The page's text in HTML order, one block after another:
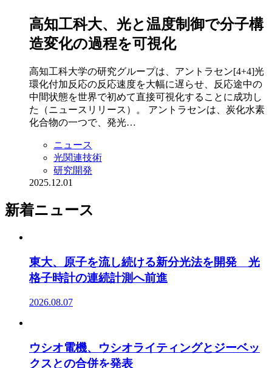
高知工科大、光と温度制御で分子構
造変化の過程を可視化
高知工科大学の研究グループは、アントラセン[4+4]光
環化付加反応の反応速度を大幅に遅らせ、反応途中の
中間状態を世界で初めて直接可視化することに成功し
た（ニュースリリース）。 アントラセンは、炭化水素
化合物の一つで、発光…
ニュース
光関連技術
研究開発
2025.12.01
新着ニュース
東大、原子を流し続ける新分光法を開発 光
格子時計の連続計測へ前進
2026.08.07
ウシオ電機、ウシオライティングとジーベッ
クスとの合併を発表